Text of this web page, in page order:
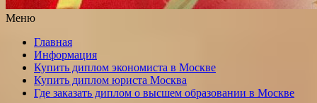
Меню
Главная
Информация
Купить диплом экономиста в Москве
Купить диплом юриста Москва
Где заказать диплом о высшем образовании в Москве